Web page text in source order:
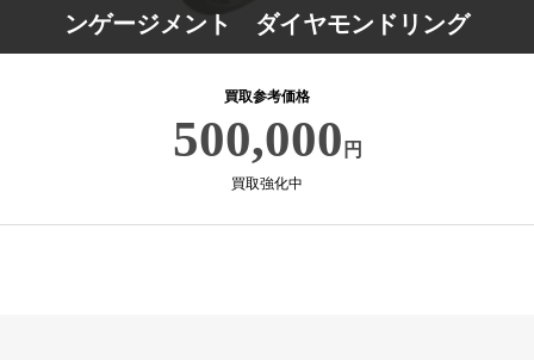
ンゲージメント ダイヤモンドリング
買取参考価格
500,000 円
買取強化中